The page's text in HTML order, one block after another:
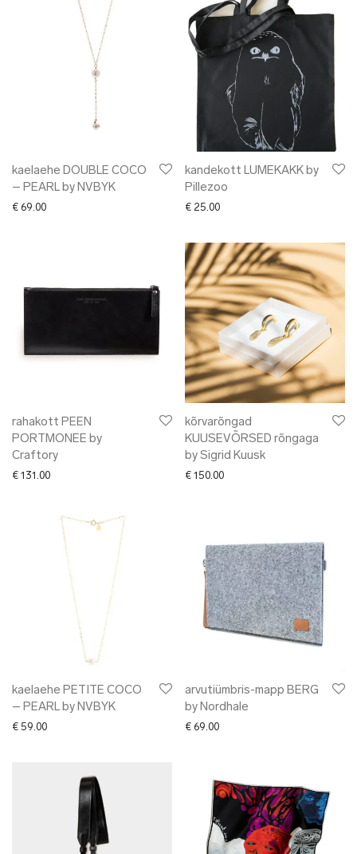
kaelaehe DOUBLE COCO
– PEARL by NVBYK
€ 69.00
kandekott LUMEKAKK by
Pillezoo
€ 25.00
rahakott PEEN
PORTMONEE by
Craftory
€ 131.00
kõrvarõngad
KUUSEVÕRSED rõngaga
by Sigrid Kuusk
€ 150.00
kaelaehe PETITE COCO
– PEARL by NVBYK
€ 59.00
arvutiümbris-mapp BERG
by Nordhale
€ 69.00